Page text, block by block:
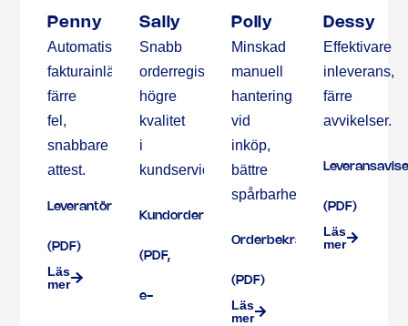
Penny
Automatiserad
fakturainläsning,
färre
fel,
snabbare
attest.
Leverantörsfakturor
(PDF)
Läs
mer
Sally
Snabb
orderregistrering,
högre
kvalitet
i
kundservice.
Kundorder
(PDF,
e-
Polly
Minskad
manuell
hantering
vid
inköp,
bättre
spårbarhet.
Orderbekräftelser
(PDF)
Läs
mer
Dessy
Effektivare
inleverans,
färre
avvikelser.
(PDF)
Läs
mer